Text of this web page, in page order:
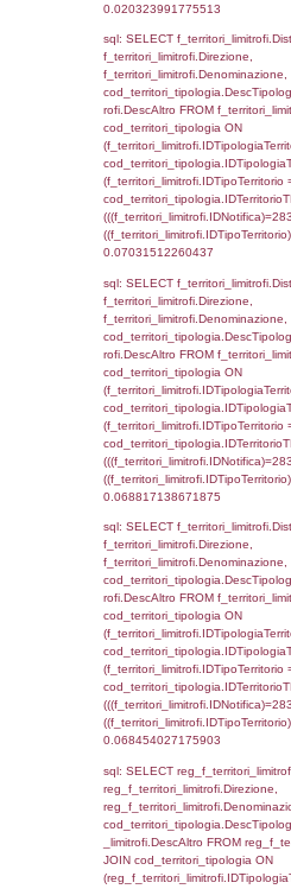
sql: SELECT
SEPARATOR ';
executionMS:
sql: SELECT
sql: SELECT